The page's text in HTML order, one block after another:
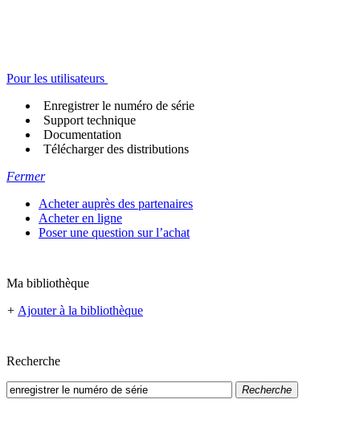
Pour les utilisateurs
Enregistrer le numéro de série
Support technique
Documentation
Télécharger des distributions
Fermer
Acheter auprès des partenaires
Acheter en ligne
Poser une question sur l’achat
Ma bibliothèque
+ Ajouter à la bibliothèque
Recherche
Recherche